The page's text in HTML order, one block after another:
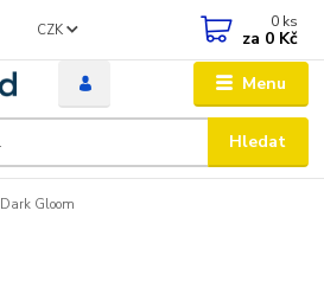
Menu
CZK
Hledat
0 ks
za 0 Kč
Dark Gloom